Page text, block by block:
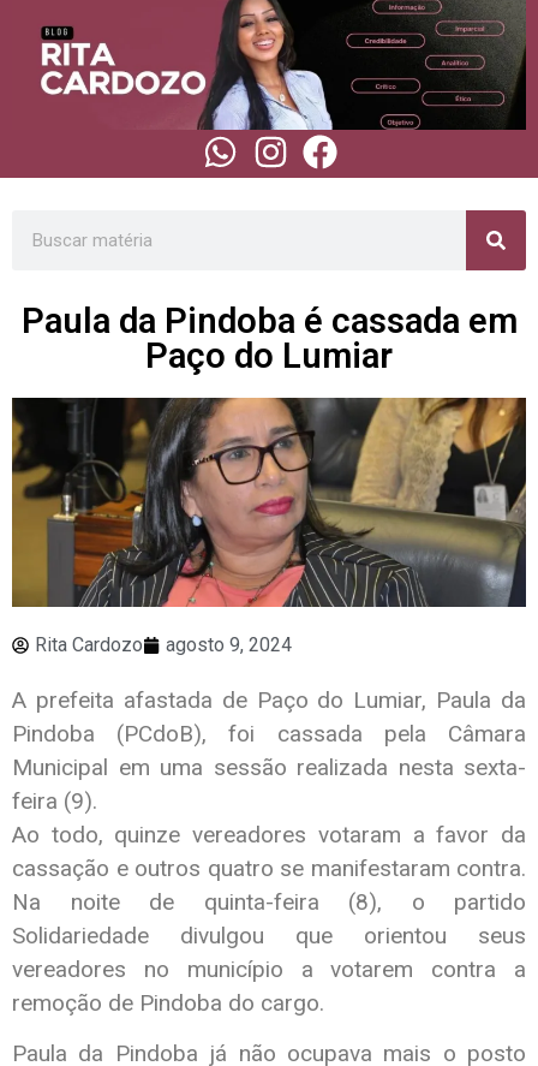
Paula da Pindoba é cassada em
Paço do Lumiar
Rita Cardozo agosto 9, 2024
A prefeita afastada de Paço do Lumiar, Paula da
Pindoba (PCdoB), foi cassada pela Câmara
Municipal em uma sessão realizada nesta sexta-
feira (9).
Ao todo, quinze vereadores votaram a favor da
cassação e outros quatro se manifestaram contra.
Na noite de quinta-feira (8), o partido
Solidariedade divulgou que orientou seus
vereadores no município a votarem contra a
remoção de Pindoba do cargo.
Paula da Pindoba já não ocupava mais o posto